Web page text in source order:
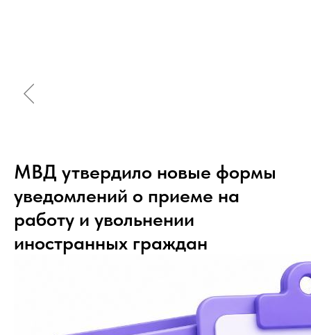
МВД утвердило новые формы
уведомлений о приеме на
работу и увольнении
иностранных граждан